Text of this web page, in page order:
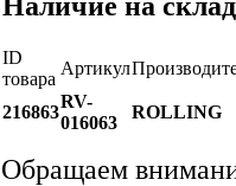
ID
товара
Артикул
216863
RV-
016063
ROLLING
Обращаем